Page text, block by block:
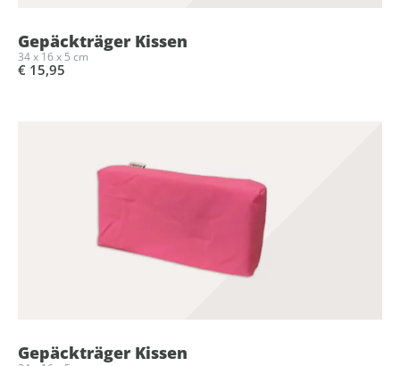
Gepäckträger Kissen
34 x 16 x 5 cm
€ 15,95
Gepäckträger Kissen